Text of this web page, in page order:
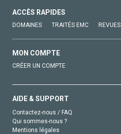
ACCÈS RAPIDES
DOMAINES TRAITÉS EMC REVUES
MON COMPTE
CRÉER UN COMPTE
AIDE & SUPPORT
Contactez-nous / FAQ
Qui sommes-nous ?
Mentions légales